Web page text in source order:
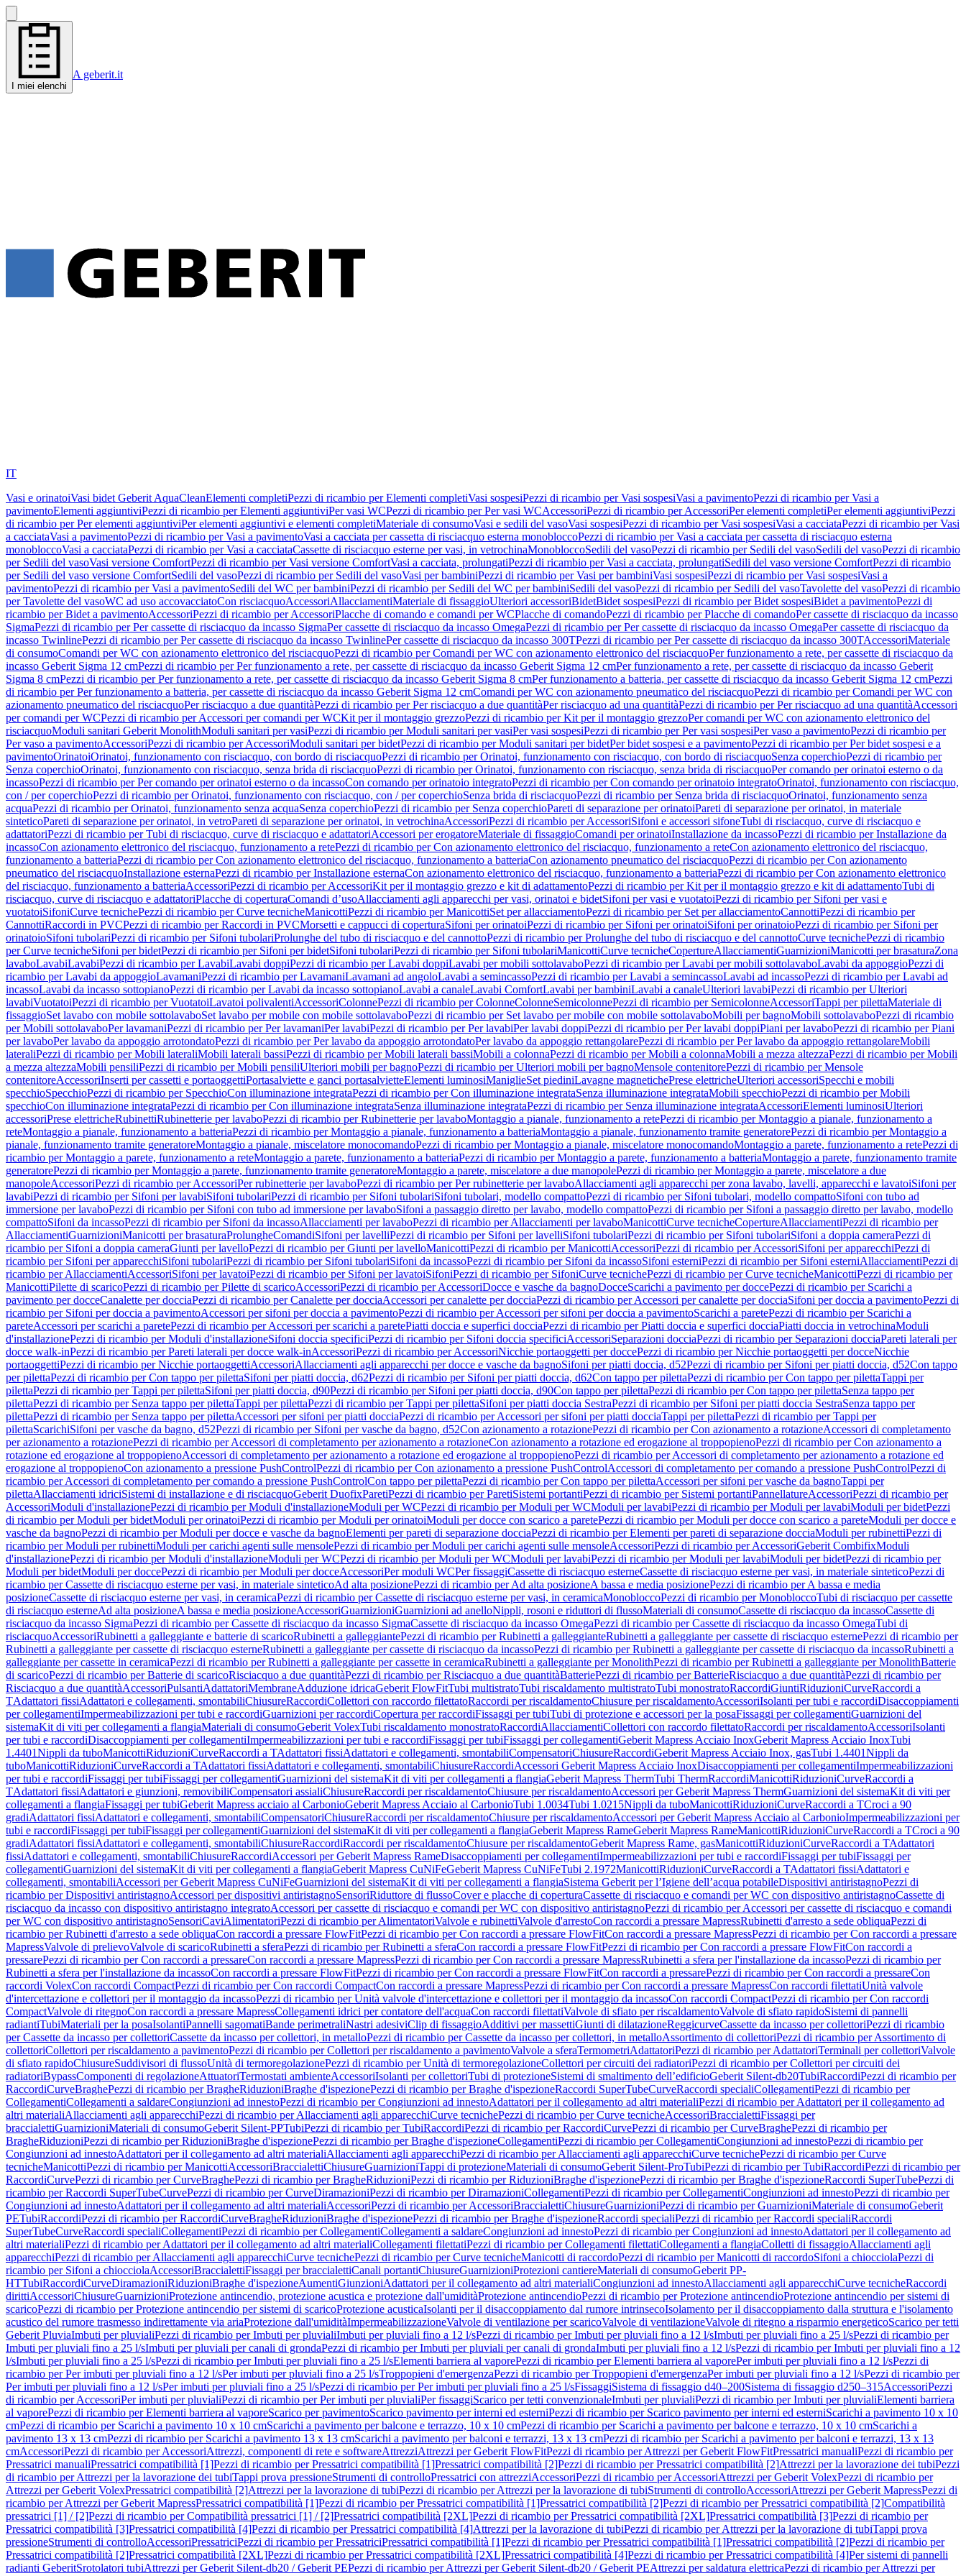
I miei elenchi
A geberit.it
IT
Vasi e orinatoiVasi bidet Geberit AquaCleanElementi completiPezzi di ricambio per Elementi completiVasi sospesiPezzi di ricambio per Vasi sospesiVasi a pavimentoPezzi di ricambio per Vasi a
pavimentoElementi aggiuntiviPezzi di ricambio per Elementi aggiuntiviPer vasi WCPezzi di ricambio per Per vasi WCAccessoriPezzi di ricambio per AccessoriPer elementi completiPer elementi aggiuntiviPezzi
di ricambio per Per elementi aggiuntiviPer elementi aggiuntivi e elementi completiMateriale di consumoVasi e sedili del vasoVasi sospesiPezzi di ricambio per Vasi sospesiVasi a cacciataPezzi di ricambio per Vasi
a cacciataVasi a pavimentoPezzi di ricambio per Vasi a pavimentoVasi a cacciata per cassetta di risciacquo esterna monobloccoPezzi di ricambio per Vasi a cacciata per cassetta di risciacquo esterna
monobloccoVasi a cacciataPezzi di ricambio per Vasi a cacciataCassette di risciacquo esterne per vasi, in vetrochinaMonobloccoSedili del vasoPezzi di ricambio per Sedili del vasoSedili del vasoPezzi di ricambio
per Sedili del vasoVasi versione ComfortPezzi di ricambio per Vasi versione ComfortVasi a cacciata, prolungatiPezzi di ricambio per Vasi a cacciata, prolungatiSedili del vaso versione ComfortPezzi di ricambio
per Sedili del vaso versione ComfortSedili del vasoPezzi di ricambio per Sedili del vasoVasi per bambiniPezzi di ricambio per Vasi per bambiniVasi sospesiPezzi di ricambio per Vasi sospesiVasi a
pavimentoPezzi di ricambio per Vasi a pavimentoSedili del WC per bambiniPezzi di ricambio per Sedili del WC per bambiniSedili del vasoPezzi di ricambio per Sedili del vasoTavolette del vasoPezzi di ricambio
per Tavolette del vasoWC ad uso accovacciatoCon risciacquoAccessoriAllacciamentiMateriale di fissaggioUlteriori accessoriBidetBidet sospesiPezzi di ricambio per Bidet sospesiBidet a pavimentoPezzi di
ricambio per Bidet a pavimentoAccessoriPezzi di ricambio per AccessoriPlacche di comando e comandi per WCPlacche di comandoPezzi di ricambio per Placche di comandoPer cassette di risciacquo da incasso
SigmaPezzi di ricambio per Per cassette di risciacquo da incasso SigmaPer cassette di risciacquo da incasso OmegaPezzi di ricambio per Per cassette di risciacquo da incasso OmegaPer cassette di risciacquo da
incasso TwinlinePezzi di ricambio per Per cassette di risciacquo da incasso TwinlinePer cassette di risciacquo da incasso 300TPezzi di ricambio per Per cassette di risciacquo da incasso 300TAccessoriMateriale
di consumoComandi per WC con azionamento elettronico del risciacquoPezzi di ricambio per Comandi per WC con azionamento elettronico del risciacquoPer funzionamento a rete, per cassette di risciacquo da
incasso Geberit Sigma 12 cmPezzi di ricambio per Per funzionamento a rete, per cassette di risciacquo da incasso Geberit Sigma 12 cmPer funzionamento a rete, per cassette di risciacquo da incasso Geberit
Sigma 8 cmPezzi di ricambio per Per funzionamento a rete, per cassette di risciacquo da incasso Geberit Sigma 8 cmPer funzionamento a batteria, per cassette di risciacquo da incasso Geberit Sigma 12 cmPezzi
di ricambio per Per funzionamento a batteria, per cassette di risciacquo da incasso Geberit Sigma 12 cmComandi per WC con azionamento pneumatico del risciacquoPezzi di ricambio per Comandi per WC con
azionamento pneumatico del risciacquoPer risciacquo a due quantitàPezzi di ricambio per Per risciacquo a due quantitàPer risciacquo ad una quantitàPezzi di ricambio per Per risciacquo ad una quantitàAccessori
per comandi per WCPezzi di ricambio per Accessori per comandi per WCKit per il montaggio grezzoPezzi di ricambio per Kit per il montaggio grezzoPer comandi per WC con azionamento elettronico del
risciacquoModuli sanitari Geberit MonolithModuli sanitari per vasiPezzi di ricambio per Moduli sanitari per vasiPer vasi sospesiPezzi di ricambio per Per vasi sospesiPer vaso a pavimentoPezzi di ricambio per
Per vaso a pavimentoAccessoriPezzi di ricambio per AccessoriModuli sanitari per bidetPezzi di ricambio per Moduli sanitari per bidetPer bidet sospesi e a pavimentoPezzi di ricambio per Per bidet sospesi e a
pavimentoOrinatoiOrinatoi, funzionamento con risciacquo, con bordo di risciacquoPezzi di ricambio per Orinatoi, funzionamento con risciacquo, con bordo di risciacquoSenza coperchioPezzi di ricambio per
Senza coperchioOrinatoi, funzionamento con risciacquo, senza brida di risciacquoPezzi di ricambio per Orinatoi, funzionamento con risciacquo, senza brida di risciacquoPer comando per orinatoi esterno o da
incassoPezzi di ricambio per Per comando per orinatoi esterno o da incassoCon comando per orinatoio integratoPezzi di ricambio per Con comando per orinatoio integratoOrinatoi, funzionamento con risciacquo,
con / per coperchioPezzi di ricambio per Orinatoi, funzionamento con risciacquo, con / per coperchioSenza brida di risciacquoPezzi di ricambio per Senza brida di risciacquoOrinatoi, funzionamento senza
acquaPezzi di ricambio per Orinatoi, funzionamento senza acquaSenza coperchioPezzi di ricambio per Senza coperchioPareti di separazione per orinatoiPareti di separazione per orinatoi, in materiale
sinteticoPareti di separazione per orinatoi, in vetroPareti di separazione per orinatoi, in vetrochinaAccessoriPezzi di ricambio per AccessoriSifoni e accessori sifoneTubi di risciacquo, curve di risciacquo e
adattatoriPezzi di ricambio per Tubi di risciacquo, curve di risciacquo e adattatoriAccessori per erogatoreMateriale di fissaggioComandi per orinatoiInstallazione da incassoPezzi di ricambio per Installazione da
incassoCon azionamento elettronico del risciacquo, funzionamento a retePezzi di ricambio per Con azionamento elettronico del risciacquo, funzionamento a reteCon azionamento elettronico del risciacquo,
funzionamento a batteriaPezzi di ricambio per Con azionamento elettronico del risciacquo, funzionamento a batteriaCon azionamento pneumatico del risciacquoPezzi di ricambio per Con azionamento
pneumatico del risciacquoInstallazione esternaPezzi di ricambio per Installazione esternaCon azionamento elettronico del risciacquo, funzionamento a batteriaPezzi di ricambio per Con azionamento elettronico
del risciacquo, funzionamento a batteriaAccessoriPezzi di ricambio per AccessoriKit per il montaggio grezzo e kit di adattamentoPezzi di ricambio per Kit per il montaggio grezzo e kit di adattamentoTubi di
risciacquo, curve di risciacquo e adattatoriPlacche di coperturaComandi d’usoAllacciamenti agli apparecchi per vasi, orinatoi e bidetSifoni per vasi e vuotatoiPezzi di ricambio per Sifoni per vasi e
vuotatoiSifoniCurve tecnichePezzi di ricambio per Curve tecnicheManicottiPezzi di ricambio per ManicottiSet per allacciamentoPezzi di ricambio per Set per allacciamentoCannottiPezzi di ricambio per
CannottiRaccordi in PVCPezzi di ricambio per Raccordi in PVCMorsetti e cappucci di coperturaSifoni per orinatoiPezzi di ricambio per Sifoni per orinatoiSifoni per orinatoioPezzi di ricambio per Sifoni per
orinatoioSifoni tubolariPezzi di ricambio per Sifoni tubolariProlunghe del tubo di risciacquo e del cannottoPezzi di ricambio per Prolunghe del tubo di risciacquo e del cannottoCurve tecnichePezzi di ricambio
per Curve tecnicheSifoni per bidetPezzi di ricambio per Sifoni per bidetSifoni tubolariPezzi di ricambio per Sifoni tubolariManicottiCurve tecnicheCopertureAllacciamentiGuarnizioniManicotti per brasaturaZona
lavaboLavabiLavabiPezzi di ricambio per LavabiLavabi doppiPezzi di ricambio per Lavabi doppiLavabi per mobili sottolavaboPezzi di ricambio per Lavabi per mobili sottolavaboLavabi da appoggioPezzi di
ricambio per Lavabi da appoggioLavamaniPezzi di ricambio per LavamaniLavamani ad angoloLavabi a semincassoPezzi di ricambio per Lavabi a semincassoLavabi ad incassoPezzi di ricambio per Lavabi ad
incassoLavabi da incasso sottopianoPezzi di ricambio per Lavabi da incasso sottopianoLavabi a canaleLavabi ComfortLavabi per bambiniLavabi a canaleUlteriori lavabiPezzi di ricambio per Ulteriori
lavabiVuotatoiPezzi di ricambio per VuotatoiLavatoi polivalentiAccessoriColonnePezzi di ricambio per ColonneColonneSemicolonnePezzi di ricambio per SemicolonneAccessoriTappi per pilettaMateriale di
fissaggioSet lavabo con mobile sottolavaboSet lavabo per mobile con mobile sottolavaboPezzi di ricambio per Set lavabo per mobile con mobile sottolavaboMobili per bagnoMobili sottolavaboPezzi di ricambio
per Mobili sottolavaboPer lavamaniPezzi di ricambio per Per lavamaniPer lavabiPezzi di ricambio per Per lavabiPer lavabi doppiPezzi di ricambio per Per lavabi doppiPiani per lavaboPezzi di ricambio per Piani
per lavaboPer lavabo da appoggio arrotondatoPezzi di ricambio per Per lavabo da appoggio arrotondatoPer lavabo da appoggio rettangolarePezzi di ricambio per Per lavabo da appoggio rettangolareMobili
lateraliPezzi di ricambio per Mobili lateraliMobili laterali bassiPezzi di ricambio per Mobili laterali bassiMobili a colonnaPezzi di ricambio per Mobili a colonnaMobili a mezza altezzaPezzi di ricambio per Mobili
a mezza altezzaMobili pensiliPezzi di ricambio per Mobili pensiliUlteriori mobili per bagnoPezzi di ricambio per Ulteriori mobili per bagnoMensole contenitorePezzi di ricambio per Mensole
contenitoreAccessoriInserti per cassetti e portaoggettiPortasalviette e ganci portasalvietteElementi luminosiManiglieSet piediniLavagne magnetichePrese elettricheUlteriori accessoriSpecchi e mobili
specchioSpecchioPezzi di ricambio per SpecchioCon illuminazione integrataPezzi di ricambio per Con illuminazione integrataSenza illuminazione integrataMobili specchioPezzi di ricambio per Mobili
specchioCon illuminazione integrataPezzi di ricambio per Con illuminazione integrataSenza illuminazione integrataPezzi di ricambio per Senza illuminazione integrataAccessoriElementi luminosiUlteriori
accessoriPrese elettricheRubinettiRubinetterie per lavaboPezzi di ricambio per Rubinetterie per lavaboMontaggio a pianale, funzionamento a retePezzi di ricambio per Montaggio a pianale, funzionamento a
reteMontaggio a pianale, funzionamento a batteriaPezzi di ricambio per Montaggio a pianale, funzionamento a batteriaMontaggio a pianale, funzionamento tramite generatorePezzi di ricambio per Montaggio a
pianale, funzionamento tramite generatoreMontaggio a pianale, miscelatore monocomandoPezzi di ricambio per Montaggio a pianale, miscelatore monocomandoMontaggio a parete, funzionamento a retePezzi di
ricambio per Montaggio a parete, funzionamento a reteMontaggio a parete, funzionamento a batteriaPezzi di ricambio per Montaggio a parete, funzionamento a batteriaMontaggio a parete, funzionamento tramite
generatorePezzi di ricambio per Montaggio a parete, funzionamento tramite generatoreMontaggio a parete, miscelatore a due manopolePezzi di ricambio per Montaggio a parete, miscelatore a due
manopoleAccessoriPezzi di ricambio per AccessoriPer rubinetterie per lavaboPezzi di ricambio per Per rubinetterie per lavaboAllacciamenti agli apparecchi per zona lavabo, lavelli, apparecchi e lavatoiSifoni per
lavabiPezzi di ricambio per Sifoni per lavabiSifoni tubolariPezzi di ricambio per Sifoni tubolariSifoni tubolari, modello compattoPezzi di ricambio per Sifoni tubolari, modello compattoSifoni con tubo ad
immersione per lavaboPezzi di ricambio per Sifoni con tubo ad immersione per lavaboSifoni a passaggio diretto per lavabo, modello compattoPezzi di ricambio per Sifoni a passaggio diretto per lavabo, modello
compattoSifoni da incassoPezzi di ricambio per Sifoni da incassoAllacciamenti per lavaboPezzi di ricambio per Allacciamenti per lavaboManicottiCurve tecnicheCopertureAllacciamentiPezzi di ricambio per
AllacciamentiGuarnizioniManicotti per brasaturaProlungheComandiSifoni per lavelliPezzi di ricambio per Sifoni per lavelliSifoni tubolariPezzi di ricambio per Sifoni tubolariSifoni a doppia cameraPezzi di
ricambio per Sifoni a doppia cameraGiunti per lavelloPezzi di ricambio per Giunti per lavelloManicottiPezzi di ricambio per ManicottiAccessoriPezzi di ricambio per AccessoriSifoni per apparecchiPezzi di
ricambio per Sifoni per apparecchiSifoni tubolariPezzi di ricambio per Sifoni tubolariSifoni da incassoPezzi di ricambio per Sifoni da incassoSifoni esterniPezzi di ricambio per Sifoni esterniAllacciamentiPezzi di
ricambio per AllacciamentiAccessoriSifoni per lavatoiPezzi di ricambio per Sifoni per lavatoiSifoniPezzi di ricambio per SifoniCurve tecnichePezzi di ricambio per Curve tecnicheManicottiPezzi di ricambio per
ManicottiPilette di scaricoPezzi di ricambio per Pilette di scaricoAccessoriPezzi di ricambio per AccessoriDocce e vasche da bagnoDocceScarichi a pavimento per doccePezzi di ricambio per Scarichi a
pavimento per docceCanalette per docciaPezzi di ricambio per Canalette per docciaAccessori per canalette per docciaPezzi di ricambio per Accessori per canalette per docciaSifoni per doccia a pavimentoPezzi di
ricambio per Sifoni per doccia a pavimentoAccessori per sifoni per doccia a pavimentoPezzi di ricambio per Accessori per sifoni per doccia a pavimentoScarichi a paretePezzi di ricambio per Scarichi a
pareteAccessori per scarichi a paretePezzi di ricambio per Accessori per scarichi a paretePiatti doccia e superfici docciaPezzi di ricambio per Piatti doccia e superfici docciaPiatti doccia in vetrochinaModuli
d'installazionePezzi di ricambio per Moduli d'installazioneSifoni doccia specificiPezzi di ricambio per Sifoni doccia specificiAccessoriSeparazioni docciaPezzi di ricambio per Separazioni docciaPareti laterali per
docce walk-inPezzi di ricambio per Pareti laterali per docce walk-inAccessoriPezzi di ricambio per AccessoriNicchie portaoggetti per doccePezzi di ricambio per Nicchie portaoggetti per docceNicchie
portaoggettiPezzi di ricambio per Nicchie portaoggettiAccessoriAllacciamenti agli apparecchi per docce e vasche da bagnoSifoni per piatti doccia, d52Pezzi di ricambio per Sifoni per piatti doccia, d52Con tappo
per pilettaPezzi di ricambio per Con tappo per pilettaSifoni per piatti doccia, d62Pezzi di ricambio per Sifoni per piatti doccia, d62Con tappo per pilettaPezzi di ricambio per Con tappo per pilettaTappi per
pilettaPezzi di ricambio per Tappi per pilettaSifoni per piatti doccia, d90Pezzi di ricambio per Sifoni per piatti doccia, d90Con tappo per pilettaPezzi di ricambio per Con tappo per pilettaSenza tappo per
pilettaPezzi di ricambio per Senza tappo per pilettaTappi per pilettaPezzi di ricambio per Tappi per pilettaSifoni per piatti doccia SestraPezzi di ricambio per Sifoni per piatti doccia SestraSenza tappo per
pilettaPezzi di ricambio per Senza tappo per pilettaAccessori per sifoni per piatti docciaPezzi di ricambio per Accessori per sifoni per piatti docciaTappi per pilettaPezzi di ricambio per Tappi per
pilettaScarichiSifoni per vasche da bagno, d52Pezzi di ricambio per Sifoni per vasche da bagno, d52Con azionamento a rotazionePezzi di ricambio per Con azionamento a rotazioneAccessori di completamento
per azionamento a rotazionePezzi di ricambio per Accessori di completamento per azionamento a rotazioneCon azionamento a rotazione ed erogazione al troppopienoPezzi di ricambio per Con azionamento a
rotazione ed erogazione al troppopienoAccessori di completamento per azionamento a rotazione ed erogazione al troppopienoPezzi di ricambio per Accessori di completamento per azionamento a rotazione ed
erogazione al troppopienoCon azionamento a pressione PushControlPezzi di ricambio per Con azionamento a pressione PushControlAccessori di completamento per comando a pressione PushControlPezzi di
ricambio per Accessori di completamento per comando a pressione PushControlCon tappo per pilettaPezzi di ricambio per Con tappo per pilettaAccessori per sifoni per vasche da bagnoTappi per
pilettaAllacciamenti idriciSistemi di installazione e di risciacquoGeberit DuofixParetiPezzi di ricambio per ParetiSistemi portantiPezzi di ricambio per Sistemi portantiPannellatureAccessoriPezzi di ricambio per
AccessoriModuli d'installazionePezzi di ricambio per Moduli d'installazioneModuli per WCPezzi di ricambio per Moduli per WCModuli per lavabiPezzi di ricambio per Moduli per lavabiModuli per bidetPezzi
di ricambio per Moduli per bidetModuli per orinatoiPezzi di ricambio per Moduli per orinatoiModuli per docce con scarico a paretePezzi di ricambio per Moduli per docce con scarico a pareteModuli per docce e
vasche da bagnoPezzi di ricambio per Moduli per docce e vasche da bagnoElementi per pareti di separazione docciaPezzi di ricambio per Elementi per pareti di separazione docciaModuli per rubinettiPezzi di
ricambio per Moduli per rubinettiModuli per carichi agenti sulle mensolePezzi di ricambio per Moduli per carichi agenti sulle mensoleAccessoriPezzi di ricambio per AccessoriGeberit CombifixModuli
d'installazionePezzi di ricambio per Moduli d'installazioneModuli per WCPezzi di ricambio per Moduli per WCModuli per lavabiPezzi di ricambio per Moduli per lavabiModuli per bidetPezzi di ricambio per
Moduli per bidetModuli per doccePezzi di ricambio per Moduli per docceAccessoriPer moduli WCPer fissaggiCassette di risciacquo esterneCassette di risciacquo esterne per vasi, in materiale sinteticoPezzi di
ricambio per Cassette di risciacquo esterne per vasi, in materiale sinteticoAd alta posizionePezzi di ricambio per Ad alta posizioneA bassa e media posizionePezzi di ricambio per A bassa e media
posizioneCassette di risciacquo esterne per vasi, in ceramicaPezzi di ricambio per Cassette di risciacquo esterne per vasi, in ceramicaMonobloccoPezzi di ricambio per MonobloccoTubi di risciacquo per cassette
di risciacquo esterneAd alta posizioneA bassa e media posizioneAccessoriGuarnizioniGuarnizioni ad anelloNippli, rosoni e riduttori di flussoMateriali di consumoCassette di risciacquo da incassoCassette di
risciacquo da incasso SigmaPezzi di ricambio per Cassette di risciacquo da incasso SigmaCassette di risciacquo da incasso OmegaPezzi di ricambio per Cassette di risciacquo da incasso OmegaTubi di
risciacquoAccessoriRubinetti a galleggiante e batterie di scaricoRubinetti a galleggiantePezzi di ricambio per Rubinetti a galleggianteRubinetti a galleggiante per cassette di risciacquo esternePezzi di ricambio per
Rubinetti a galleggiante per cassette di risciacquo esterneRubinetti a galleggiante per cassette di risciacquo da incassoPezzi di ricambio per Rubinetti a galleggiante per cassette di risciacquo da incassoRubinetti a
galleggiante per cassette in ceramicaPezzi di ricambio per Rubinetti a galleggiante per cassette in ceramicaRubinetti a galleggiante per MonolithPezzi di ricambio per Rubinetti a galleggiante per MonolithBatterie
di scaricoPezzi di ricambio per Batterie di scaricoRisciacquo a due quantitàPezzi di ricambio per Risciacquo a due quantitàBatteriePezzi di ricambio per BatterieRisciacquo a due quantitàPezzi di ricambio per
Risciacquo a due quantitàAccessoriPulsantiAdattatoriMembraneAdduzione idricaGeberit FlowFitTubi multistratoTubi riscaldamento multistratoTubi monostratoRaccordiGiuntiRiduzioniCurveRaccordi a
TAdattatori fissiAdattatori e collegamenti, smontabiliChiusureRaccordiCollettori con raccordo filettatoRaccordi per riscaldamentoChiusure per riscaldamentoAccessoriIsolanti per tubi e raccordiDisaccoppiamenti
per collegamentiImpermeabilizzazioni per tubi e raccordiGuarnizioni per raccordiCopertura per raccordiFissaggi per tubiTubi di protezione e accessori per la posaFissaggi per collegamentiGuarnizioni del
sistemaKit di viti per collegamenti a flangiaMateriali di consumoGeberit VolexTubi riscaldamento monostratoRaccordiAllacciamentiCollettori con raccordo filettatoRaccordi per riscaldamentoAccessoriIsolanti
per tubi e raccordiDisaccoppiamenti per collegamentiImpermeabilizzazioni per tubi e raccordiFissaggi per tubiFissaggi per collegamentiGeberit Mapress Acciaio InoxGeberit Mapress Acciaio InoxTubi
1.4401Nippli da tuboManicottiRiduzioniCurveRaccordi a TAdattatori fissiAdattatori e collegamenti, smontabiliCompensatoriChiusureRaccordiGeberit Mapress Acciaio Inox, gasTubi 1.4401Nippli da
tuboManicottiRiduzioniCurveRaccordi a TAdattatori fissiAdattatori e collegamenti, smontabiliChiusureRaccordiAccessori Geberit Mapress Acciaio InoxDisaccoppiamenti per collegamentiImpermeabilizzazioni
per tubi e raccordiFissaggi per tubiFissaggi per collegamentiGuarnizioni del sistemaKit di viti per collegamenti a flangiaGeberit Mapress ThermTubi ThermRaccordiManicottiRiduzioniCurveRaccordi a
TAdattatori fissiAdattatori e giunzioni, removibiliCompensatori assialiChiusureRaccordi per riscaldamentoChiusure per riscaldamentoAccessori per Geberit Mapress ThermGuarnizioni del sistemaKit di viti per
collegamenti a flangiaFissaggi per tubiGeberit Mapress acciaio al CarbonioGeberit Mapress Acciaio al CarbonioTubi 1.0034Tubi 1.0215Nippli da tuboManicottiRiduzioniCurveRaccordi a TCroci a 90
gradiAdattatori fissiAdattatori e collegamenti, smontabiliCompensatoriChiusureRaccordi per riscaldamentoChiusure per riscaldamentoAccessori per Geberit Mapress Acciaio al CarbonioImpermeabilizzazioni per
tubi e raccordiFissaggi per tubiFissaggi per collegamentiGuarnizioni del sistemaKit di viti per collegamenti a flangiaGeberit Mapress RameGeberit Mapress RameManicottiRiduzioniCurveRaccordi a TCroci a 90
gradiAdattatori fissiAdattatori e collegamenti, smontabiliChiusureRaccordiRaccordi per riscaldamentoChiusure per riscaldamentoGeberit Mapress Rame, gasManicottiRiduzioniCurveRaccordi a TAdattatori
fissiAdattatori e collegamenti, smontabiliChiusureRaccordiAccessori per Geberit Mapress RameDisaccoppiamenti per collegamentiImpermeabilizzazioni per tubi e raccordiFissaggi per tubiFissaggi per
collegamentiGuarnizioni del sistemaKit di viti per collegamenti a flangiaGeberit Mapress CuNiFeGeberit Mapress CuNiFeTubi 2.1972ManicottiRiduzioniCurveRaccordi a TAdattatori fissiAdattatori e
collegamenti, smontabiliAccessori per Geberit Mapress CuNiFeGuarnizioni del sistemaKit di viti per collegamenti a flangiaSistema Geberit per l’Igiene dell’acqua potabileDispositivi antiristagnoPezzi di
ricambio per Dispositivi antiristagnoAccessori per dispositivi antiristagnoSensoriRiduttore di flussoCover e placche di coperturaCassette di risciacquo e comandi per WC con dispositivo antiristagnoCassette di
risciacquo da incasso con dispositivo antiristagno integratoAccessori per cassette di risciacquo e comandi per WC con dispositivo antiristagnoPezzi di ricambio per Accessori per cassette di risciacquo e comandi
per WC con dispositivo antiristagnoSensoriCaviAlimentatoriPezzi di ricambio per AlimentatoriValvole e rubinettiValvole d'arrestoCon raccordi a pressare MapressRubinetti d'arresto a sede obliquaPezzi di
ricambio per Rubinetti d'arresto a sede obliquaCon raccordi a pressare FlowFitPezzi di ricambio per Con raccordi a pressare FlowFitCon raccordi a pressare MapressPezzi di ricambio per Con raccordi a pressare
MapressValvole di prelievoValvole di scaricoRubinetti a sferaPezzi di ricambio per Rubinetti a sferaCon raccordi a pressare FlowFitPezzi di ricambio per Con raccordi a pressare FlowFitCon raccordi a
pressarePezzi di ricambio per Con raccordi a pressareCon raccordi a pressare MapressPezzi di ricambio per Con raccordi a pressare MapressRubinetti a sfera per l'installazione da incassoPezzi di ricambio per
Rubinetti a sfera per l'installazione da incassoCon raccordi a pressare FlowFitPezzi di ricambio per Con raccordi a pressare FlowFitCon raccordi a pressarePezzi di ricambio per Con raccordi a pressareCon
raccordi VolexCon raccordi CompactPezzi di ricambio per Con raccordi CompactCon raccordi a pressare MapressPezzi di ricambio per Con raccordi a pressare MapressCon raccordi filettatiUnità valvole
d'intercettazione e collettori per il montaggio da incassoPezzi di ricambio per Unità valvole d'intercettazione e collettori per il montaggio da incassoCon raccordi CompactPezzi di ricambio per Con raccordi
CompactValvole di ritegnoCon raccordi a pressare MapressCollegamenti idrici per contatore dell'acquaCon raccordi filettatiValvole di sfiato per riscaldamentoValvole di sfiato rapidoSistemi di pannelli
radiantiTubiMateriali per la posaIsolantiPannelli sagomatiBande perimetraliNastri adesiviClip di fissaggioAdditivi per massettiGiunti di dilatazioneReggicurveCassette da incasso per collettoriPezzi di ricambio
per Cassette da incasso per collettoriCassette da incasso per collettori, in metalloPezzi di ricambio per Cassette da incasso per collettori, in metalloAssortimento di collettoriPezzi di ricambio per Assortimento di
collettoriCollettori per riscaldamento a pavimentoPezzi di ricambio per Collettori per riscaldamento a pavimentoValvole a sferaTermometriAdattatoriPezzi di ricambio per AdattatoriTerminali per collettoriValvole
di sfiato rapidoChiusureSuddivisori di flussoUnità di termoregolazionePezzi di ricambio per Unità di termoregolazioneCollettori per circuiti dei radiatoriPezzi di ricambio per Collettori per circuiti dei
radiatoriBypassComponenti di regolazioneAttuatoriTermostati ambienteAccessoriIsolanti per collettoriTubi di protezioneSistemi di smaltimento dell’edificioGeberit Silent-db20TubiRaccordiPezzi di ricambio per
RaccordiCurveBraghePezzi di ricambio per BragheRiduzioniBraghe d'ispezionePezzi di ricambio per Braghe d'ispezioneRaccordi SuperTubeCurveRaccordi specialiCollegamentiPezzi di ricambio per
CollegamentiCollegamenti a saldareCongiunzioni ad innestoPezzi di ricambio per Congiunzioni ad innestoAdattatori per il collegamento ad altri materialiPezzi di ricambio per Adattatori per il collegamento ad
altri materialiAllacciamenti agli apparecchiPezzi di ricambio per Allacciamenti agli apparecchiCurve tecnichePezzi di ricambio per Curve tecnicheAccessoriBraccialettiFissaggi per
braccialettiGuarnizioniMateriali di consumoGeberit Silent-PPTubiPezzi di ricambio per TubiRaccordiPezzi di ricambio per RaccordiCurvePezzi di ricambio per CurveBraghePezzi di ricambio per
BragheRiduzioniPezzi di ricambio per RiduzioniBraghe d'ispezionePezzi di ricambio per Braghe d'ispezioneCollegamentiPezzi di ricambio per CollegamentiCongiunzioni ad innestoPezzi di ricambio per
Congiunzioni ad innestoAdattatori per il collegamento ad altri materialiAllacciamenti agli apparecchiPezzi di ricambio per Allacciamenti agli apparecchiCurve tecnichePezzi di ricambio per Curve
tecnicheManicottiPezzi di ricambio per ManicottiAccessoriBraccialettiChiusureGuarnizioniTappi di protezioneMateriali di consumoGeberit Silent-ProTubiPezzi di ricambio per TubiRaccordiPezzi di ricambio per
RaccordiCurvePezzi di ricambio per CurveBraghePezzi di ricambio per BragheRiduzioniPezzi di ricambio per RiduzioniBraghe d'ispezionePezzi di ricambio per Braghe d'ispezioneRaccordi SuperTubePezzi di
ricambio per Raccordi SuperTubeCurvePezzi di ricambio per CurveDiramazioniPezzi di ricambio per DiramazioniCollegamentiPezzi di ricambio per CollegamentiCongiunzioni ad innestoPezzi di ricambio per
Congiunzioni ad innestoAdattatori per il collegamento ad altri materialiAccessoriPezzi di ricambio per AccessoriBraccialettiChiusureGuarnizioniPezzi di ricambio per GuarnizioniMateriale di consumoGeberit
PETubiRaccordiPezzi di ricambio per RaccordiCurveBragheRiduzioniBraghe d'ispezionePezzi di ricambio per Braghe d'ispezioneRaccordi specialiPezzi di ricambio per Raccordi specialiRaccordi
SuperTubeCurveRaccordi specialiCollegamentiPezzi di ricambio per CollegamentiCollegamenti a saldareCongiunzioni ad innestoPezzi di ricambio per Congiunzioni ad innestoAdattatori per il collegamento ad
altri materialiPezzi di ricambio per Adattatori per il collegamento ad altri materialiCollegamenti filettatiPezzi di ricambio per Collegamenti filettatiCollegamenti a flangiaColletti di fissaggioAllacciamenti agli
apparecchiPezzi di ricambio per Allacciamenti agli apparecchiCurve tecnichePezzi di ricambio per Curve tecnicheManicotti di raccordoPezzi di ricambio per Manicotti di raccordoSifoni a chiocciolaPezzi di
ricambio per Sifoni a chiocciolaAccessoriBraccialettiFissaggi per braccialettiCanali portantiChiusureGuarnizioniProtezioni cantiereMateriali di consumoGeberit PP-
HTTubiRaccordiCurveDiramazioniRiduzioniBraghe d'ispezioneAumentiGiunzioniAdattatori per il collegamento ad altri materialiCongiunzioni ad innestoAllacciamenti agli apparecchiCurve tecnicheRaccordi
dirittiAccessoriChiusureGuarnizioniProtezione antincendio, protezione acustica e protezione dall'umiditàProtezione antincendioPezzi di ricambio per Protezione antincendioProtezione antincendio per sistemi di
scaricoPezzi di ricambio per Protezione antincendio per sistemi di scaricoProtezione acusticaIsolanti per il disaccoppiamento dal rumore intrinsecoIsolamento per il disaccoppiamento dalla struttura e l'isolamento
acustico del rumore trasmesso indirettamente via ariaProtezione dall'umiditàImpermeabilizzazioneValvole di ventilazione per scaricoValvole di ventilazioneValvole di ritegno a risparmio energeticoScarico per tetti
Geberit PluviaImbuti per pluvialiPezzi di ricambio per Imbuti per pluvialiImbuti per pluviali fino a 12 l/sPezzi di ricambio per Imbuti per pluviali fino a 12 l/sImbuti per pluviali fino a 25 l/sPezzi di ricambio per
Imbuti per pluviali fino a 25 l/sImbuti per pluviali per canali di grondaPezzi di ricambio per Imbuti per pluviali per canali di grondaImbuti per pluviali fino a 12 l/sPezzi di ricambio per Imbuti per pluviali fino a 12
l/sImbuti per pluviali fino a 25 l/sPezzi di ricambio per Imbuti per pluviali fino a 25 l/sElementi barriera al vaporePezzi di ricambio per Elementi barriera al vaporePer imbuti per pluviali fino a 12 l/sPezzi di
ricambio per Per imbuti per pluviali fino a 12 l/sPer imbuti per pluviali fino a 25 l/sTroppopieni d'emergenzaPezzi di ricambio per Troppopieni d'emergenzaPer imbuti per pluviali fino a 12 l/sPezzi di ricambio per
Per imbuti per pluviali fino a 12 l/sPer imbuti per pluviali fino a 25 l/sPezzi di ricambio per Per imbuti per pluviali fino a 25 l/sFissaggiSistema di fissaggio d40–200Sistema di fissaggio d250–315AccessoriPezzi
di ricambio per AccessoriPer imbuti per pluvialiPezzi di ricambio per Per imbuti per pluvialiPer fissaggiScarico per tetti convenzionaleImbuti per pluvialiPezzi di ricambio per Imbuti per pluvialiElementi barriera
al vaporePezzi di ricambio per Elementi barriera al vaporeScarico per pavimentoScarico pavimento per interni ed esterniPezzi di ricambio per Scarico pavimento per interni ed esterniScarichi a pavimento 10 x 10
cmPezzi di ricambio per Scarichi a pavimento 10 x 10 cmScarichi a pavimento per balcone e terrazzo, 10 x 10 cmPezzi di ricambio per Scarichi a pavimento per balcone e terrazzo, 10 x 10 cmScarichi a
pavimento 13 x 13 cmPezzi di ricambio per Scarichi a pavimento 13 x 13 cmScarichi a pavimento per balconi e terrazzi, 13 x 13 cmPezzi di ricambio per Scarichi a pavimento per balconi e terrazzi, 13 x 13
cmAccessoriPezzi di ricambio per AccessoriAttrezzi, componenti di rete e softwareAttrezziAttrezzi per Geberit FlowFitPezzi di ricambio per Attrezzi per Geberit FlowFitPressatrici manualiPezzi di ricambio per
Pressatrici manualiPressatrici compatibilità [1]Pezzi di ricambio per Pressatrici compatibilità [1]Pressatrici compatibilità [2]Pezzi di ricambio per Pressatrici compatibilità [2]Attrezzi per la lavorazione dei tubiPezzi
di ricambio per Attrezzi per la lavorazione dei tubiTappi prova pressioneStrumenti di controlloPressatrici con attrezziAccessoriPezzi di ricambio per AccessoriAttrezzi per Geberit VolexPezzi di ricambio per
Attrezzi per Geberit VolexPressatrici compatibilità [2]Attrezzi per la lavorazione di tubiPezzi di ricambio per Attrezzi per la lavorazione di tubiStrumenti di controlloAccessoriAttrezzi per Geberit MapressPezzi di
ricambio per Attrezzi per Geberit MapressPressatrici compatibilità [1]Pezzi di ricambio per Pressatrici compatibilità [1]Pressatrici compatibilità [2]Pezzi di ricambio per Pressatrici compatibilità [2]Compatibilità
pressatrici [1] / [2]Pezzi di ricambio per Compatibilità pressatrici [1] / [2]Pressatrici compatibilità [2XL]Pezzi di ricambio per Pressatrici compatibilità [2XL]Pressatrici compatibilità [3]Pezzi di ricambio per
Pressatrici compatibilità [3]Pressatrici compatibilità [4]Pezzi di ricambio per Pressatrici compatibilità [4]Attrezzi per la lavorazione di tubiPezzi di ricambio per Attrezzi per la lavorazione di tubiTappi prova
pressioneStrumenti di controlloAccessoriPressatriciPezzi di ricambio per PressatriciPressatrici compatibilità [1]Pezzi di ricambio per Pressatrici compatibilità [1]Pressatrici compatibilità [2]Pezzi di ricambio per
Pressatrici compatibilità [2]Pressatrici compatibilità [2XL]Pezzi di ricambio per Pressatrici compatibilità [2XL]Pressatrici compatibilità [4]Pezzi di ricambio per Pressatrici compatibilità [4]Per sistemi di pannelli
radianti GeberitSrotolatori tubiAttrezzi per Geberit Silent-db20 / Geberit PEPezzi di ricambio per Attrezzi per Geberit Silent-db20 / Geberit PEAttrezzi per saldatura elettricaPezzi di ricambio per Attrezzi per